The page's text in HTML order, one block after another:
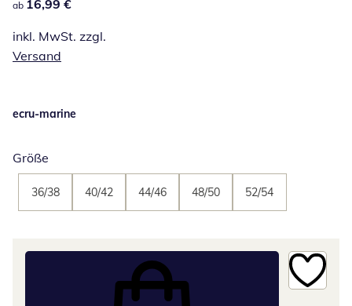
16,99 €
ab 16,99 €
inkl. MwSt. zzgl.
Versand
ecru-marine
Größe
36/38 40/42 44/46 48/50 52/54